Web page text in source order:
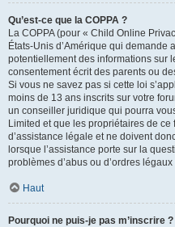
Qu’est-ce que la COPPA ?
La COPPA (pour « Child Online
États-Unis d’Amérique qui demande
potentiellement des informations sur
consentement écrit des parents ou
Si vous ne savez pas si cette loi
moins de 13 ans inscrits sur votre
un conseiller juridique qui pourra
Limited et que les propriétaires de
d’assistance légale et ne doivent
lorsque l’assistance porte sur la
problèmes d’abus ou d’ordres
Haut
Pourquoi ne puis-je pas m’inscrire ?